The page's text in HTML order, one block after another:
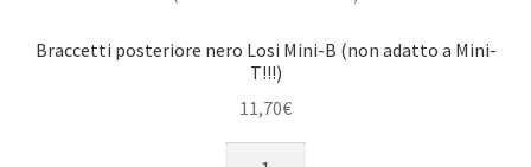
Braccetti posteriore nero Losi Mini-B (non adatto a Mini-
T!!!)
11,70€